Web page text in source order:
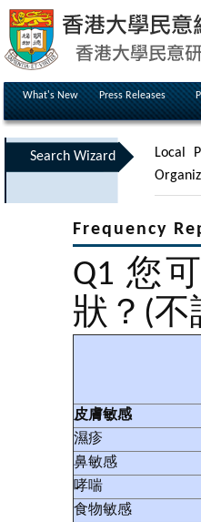
What's New Press Releases
Search Wizard Local
Frequency
Q1 您
狀？(不
皮膚敏感
濕疹
鼻敏感
哮喘
食物敏感